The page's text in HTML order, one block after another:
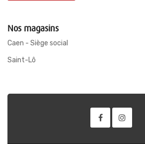
Nos magasins
Caen - Siège social
Saint-Lô